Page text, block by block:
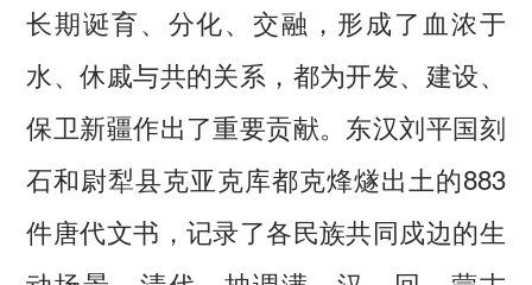
长期诞育、分化、交融，形成了血浓于
水、休戚与共的关系，都为开发、建设、
保卫新疆作出了重要贡献。东汉刘平国刻
石和尉犁县克亚克库都克烽燧出土的883
件唐代文书，记录了各民族共同戍边的生